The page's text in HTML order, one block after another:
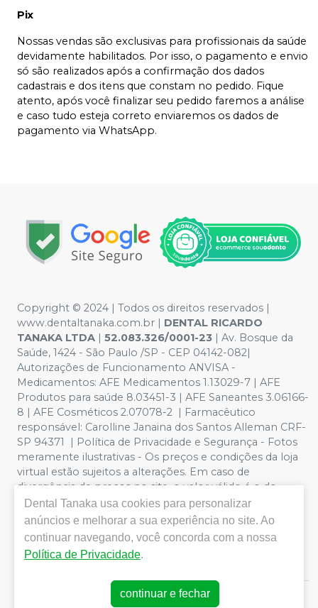
Pix
Nossas vendas são exclusivas para profissionais da saúde
devidamente habilitados. Por isso, o pagamento e envio
só são realizados após a confirmação dos dados
cadastrais e dos itens que constam no pedido. Fique
atento, após você finalizar seu pedido faremos a análise
e caso tudo esteja correto enviaremos os dados de
pagamento via WhatsApp.
Copyright © 2024 | Todos os direitos reservados |
www.dentaltanaka.com.br | DENTAL RICARDO
TANAKA LTDA | 52.083.326/0001-23 | Av. Bosque da
Saúde, 1424 - São Paulo /SP - CEP 04142-082|
Autorizações de Funcionamento ANVISA -
Medicamentos: AFE Medicamentos 1.13029-7 | AFE
Produtos para saúde 8.03451-3 | AFE Saneantes 3.06166-
8 | AFE Cosméticos 2.07078-2 | Farmacêutico
responsável: Carolline Janaina dos Santos Alleman CRF-
SP 94371
| Política de Privacidade e Segurança - Fotos
meramente ilustrativas - Os preços e condições da loja
virtual estão sujeitos a alterações. Em caso de
divergência de preços no site, o valor válido é o do
Carrinho de Compra. Não vendemos por atacado por
isso nos reservamos o direito de não atender compras
de grandes volumes pelo site. Vendas somente para
profissionais odontológicos com registro no CRO
ATIVO(Conselho Regional de Odontologia)
E-commerce produzido por Sou Odonto Ecommerce
Dental Tanaka usa cookies para personalizar
anúncios e melhorar a sua experiência no site. Ao
continuar navegando, você concorda com a nossa
Política de Privacidade.
continuar e fechar